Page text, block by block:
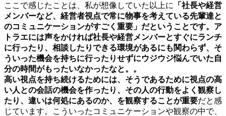
ここで感じたことは、私が想像していた以上に
「社長や経営
メンバーなど、経営者視点で常に物事を考えている先輩達と
のコミュニケーションがすごく重要」だということです。ア
トラエには声をかければ社長や経営メンバーとすぐにランチ
に行ったり、相談したりできる環境があるにも関わらず、そ
ういった機会を持ちに行ったりせずにウジウジ悩んでいた自
分の時間がもったいなかったなと。。
高い視点を持ち続けるためには、そうであるために視点の高
い人との会話の機会を作ったり、その人の行動をよく観察し
たり、違いは何処にあるのか、を観察することが重要だと感
じています。こういったコミュニケーションや観察の中で、